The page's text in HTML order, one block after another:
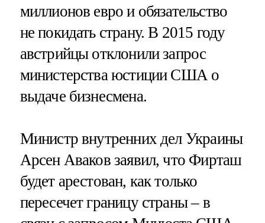
миллионов евро и обязательство
не покидать страну. В 2015 году
австрийцы отклонили запрос
министерства юстиции США о
выдаче бизнесмена.
Министр внутренних дел Украины
Арсен Аваков заявил, что Фирташ
будет арестован, как только
пересечет границу страны – в